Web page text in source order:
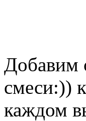
Добавим
смеси:))
каждом